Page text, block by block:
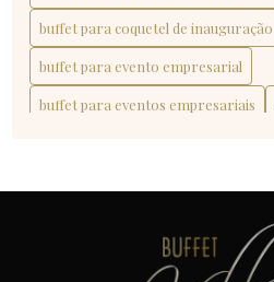
BUFFET PARA EVENTO EMPRESARIAL: O GUIA
COMPLETO QUE VOCÊ PRECISA
BUFFET PARA EVENTOS EMPRESARIAIS: O GUIA
COMPLETO PARA SUCESSO
buffet para coquetel de inauguração
buffet para evento empresarial
buffet para eventos empresariais